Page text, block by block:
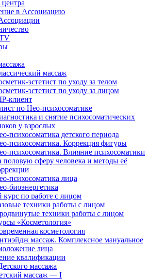
в Ассоциацию
массаж
эстетист по уходу за телом
эстетист по уходу за лицом
клиент
по Нео-психосоматике
и снятие психосоматических
у взрослых
психосоматика детского периода
психосоматика. Коррекция фигуры
психосоматика. Влияние психосоматики
половую сферу человека и методы её
психосоматика лица
биоэнергетика
по работе с лицом
техники работы с лицом
техники работы с лицом
«Косметология»
косметология
массаж. Комплексное мануальное
лица
квалификации
массажа
массаж — I